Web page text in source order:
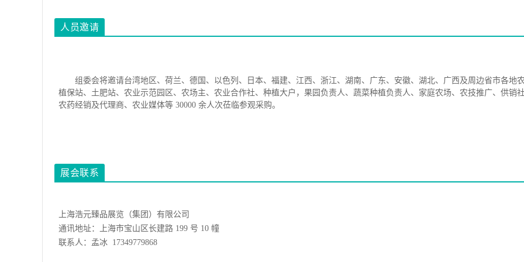
人员邀请
组委会将邀请台湾地区、荷兰、德国、以色列、日本、福建、江西、浙江、湖南、广东、安徽、湖北、广西及周边省市各地农
植保站、土肥站、农业示范园区、农场主、农业合作社、种植大户，果园负责人、蔬菜种植负责人、家庭农场、农技推广、供销
农药经销及代理商、农业媒体等 30000 余人次莅临参观采购。
展会联系
上海浩元臻品展览（集团）有限公司
通讯地址：上海市宝山区长建路 199 号 10 幢
联系人：孟冰 17349779868